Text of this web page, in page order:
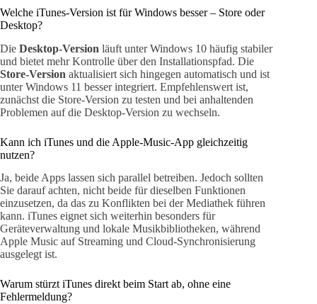
Welche iTunes-Version ist für Windows besser – Store oder
Desktop?
Die Desktop-Version läuft unter Windows 10 häufig stabiler
und bietet mehr Kontrolle über den Installationspfad. Die
Store-Version aktualisiert sich hingegen automatisch und ist
unter Windows 11 besser integriert. Empfehlenswert ist,
zunächst die Store-Version zu testen und bei anhaltenden
Problemen auf die Desktop-Version zu wechseln.
Kann ich iTunes und die Apple-Music-App gleichzeitig
nutzen?
Ja, beide Apps lassen sich parallel betreiben. Jedoch sollten
Sie darauf achten, nicht beide für dieselben Funktionen
einzusetzen, da das zu Konflikten bei der Mediathek führen
kann. iTunes eignet sich weiterhin besonders für
Geräteverwaltung und lokale Musikbibliotheken, während
Apple Music auf Streaming und Cloud-Synchronisierung
ausgelegt ist.
Warum stürzt iTunes direkt beim Start ab, ohne eine
Fehlermeldung?